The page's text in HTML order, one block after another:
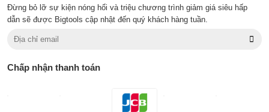
Đừng bỏ lỡ sự kiện nóng hổi và triệu chương trình giảm giá siêu hấp
dẫn sẽ được Bigtools cập nhật đến quý khách hàng tuần.
Chấp nhận thanh toán